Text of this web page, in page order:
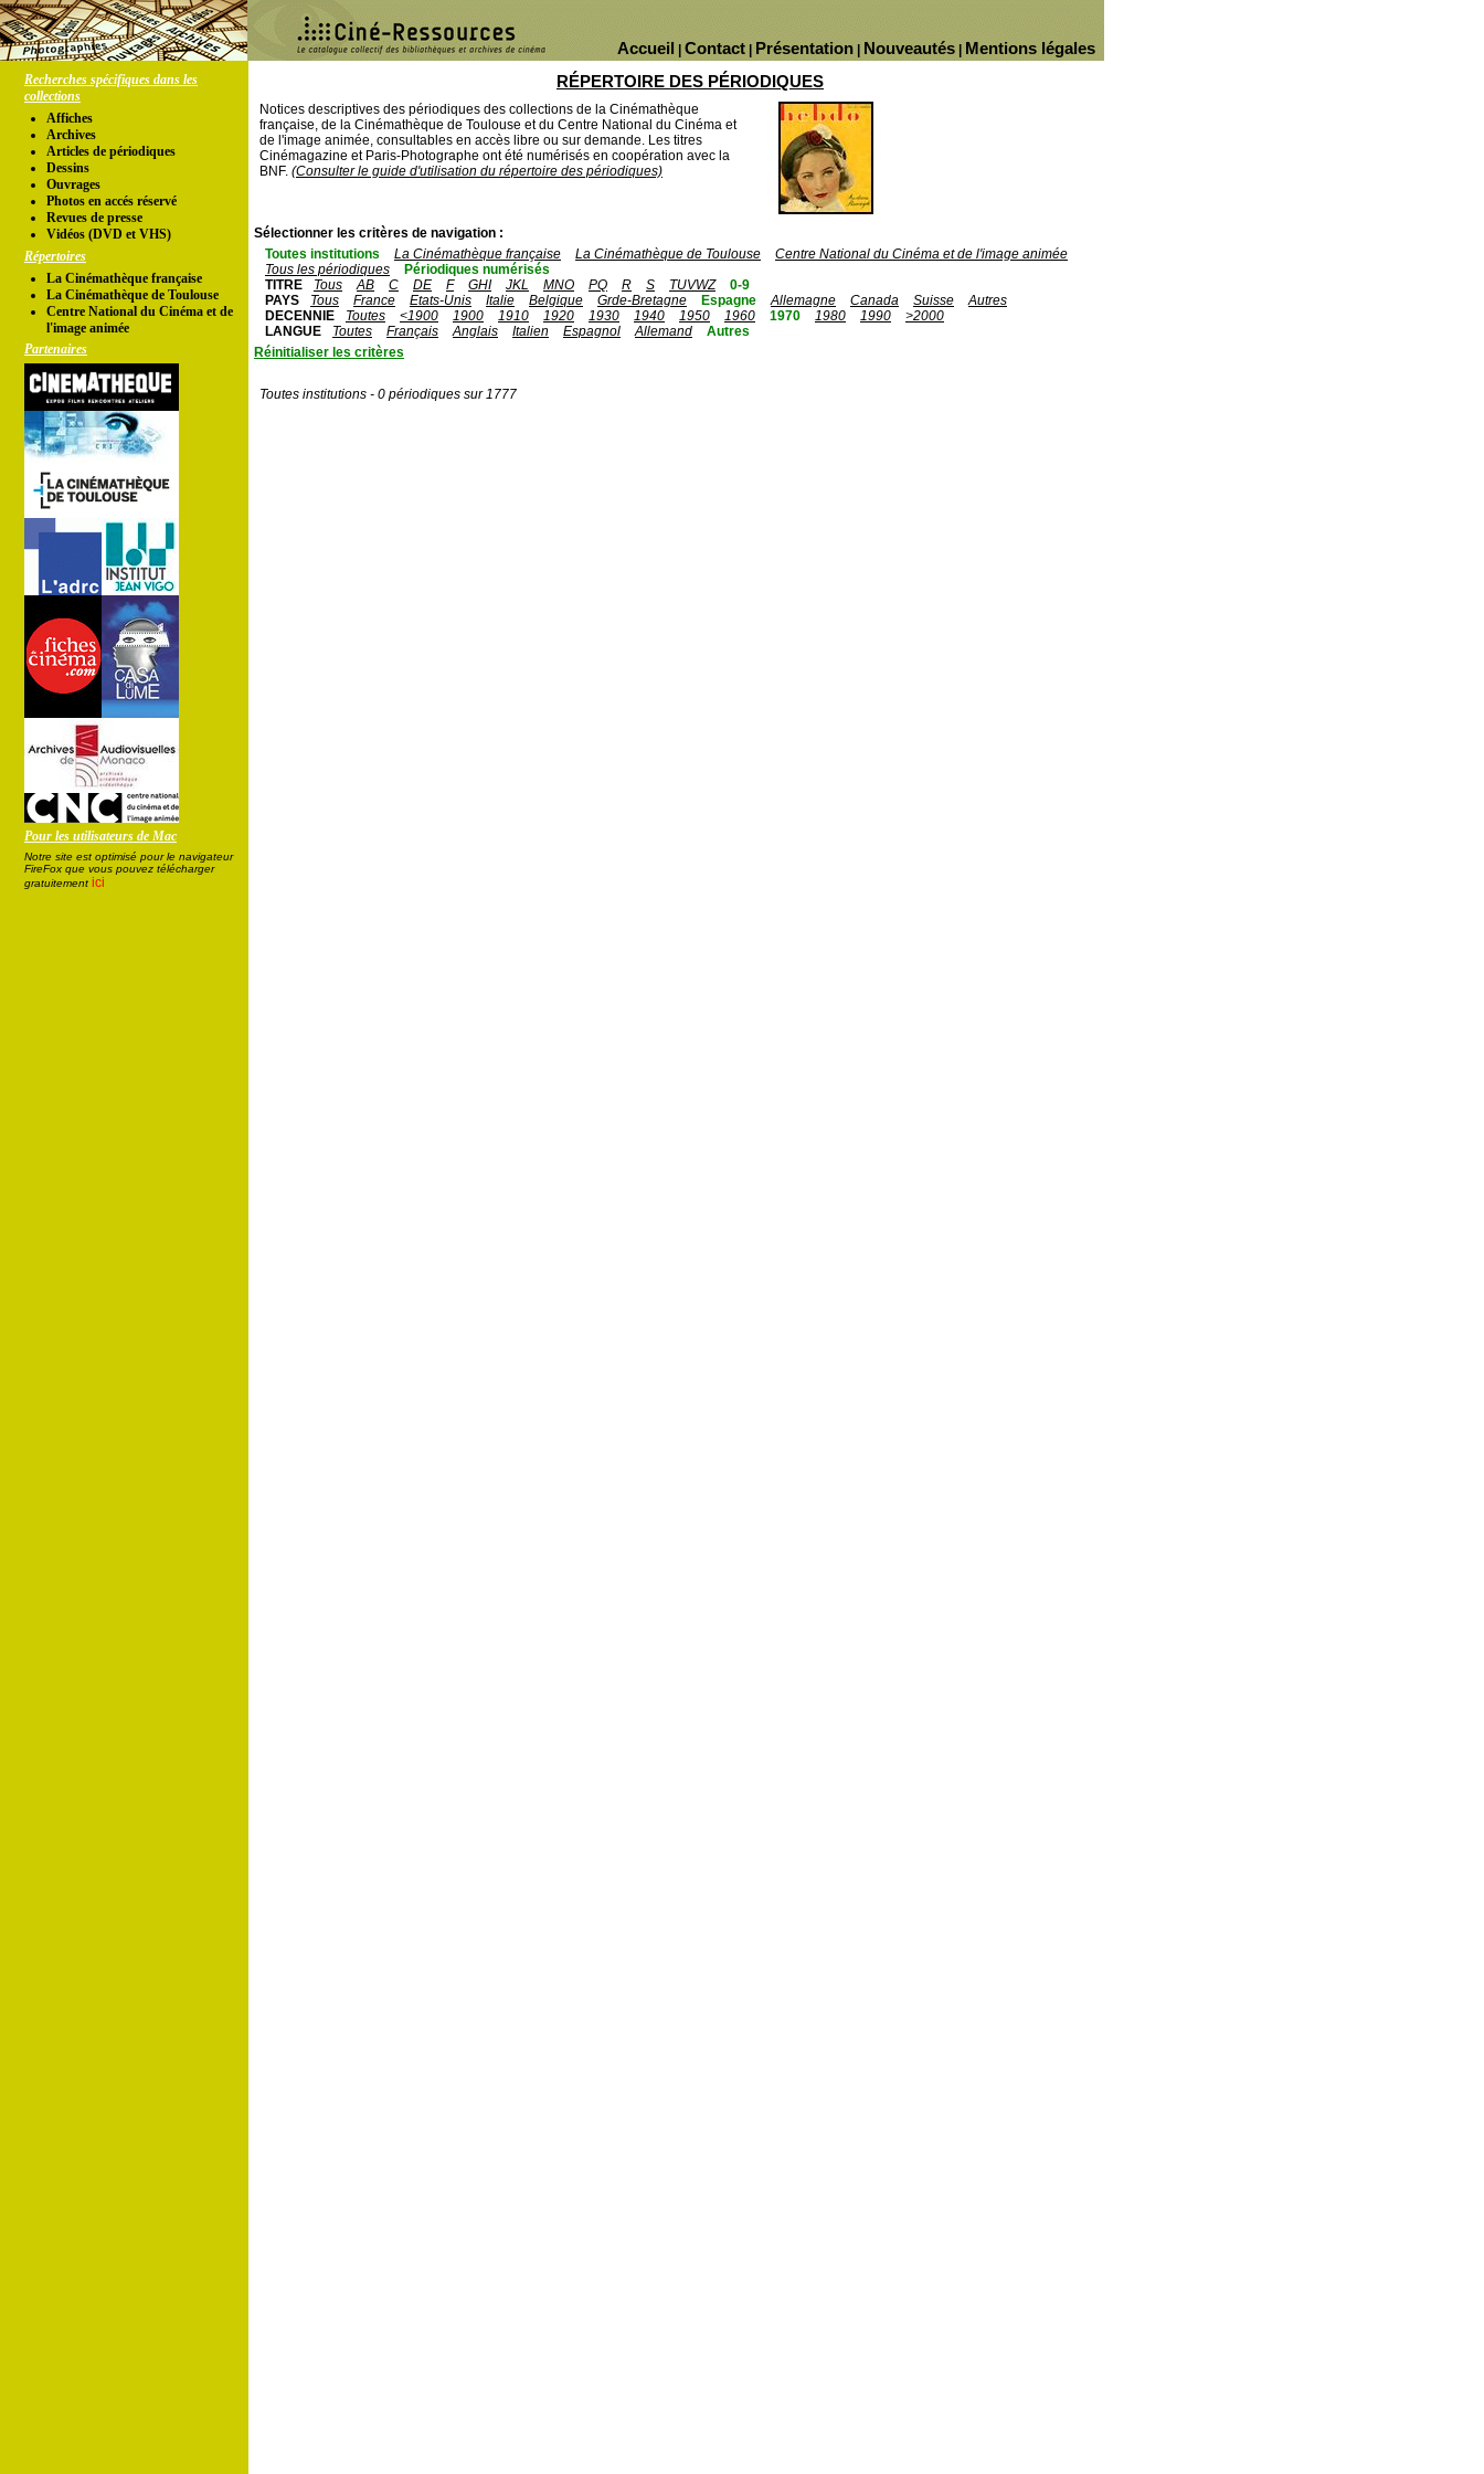
Mentions légales
Nouveautés
Présentation
Contact
Accueil
Recherches spécifiques dans les
collections
Affiches
Archives
Articles de périodiques
Dessins
Ouvrages
Photos en accés réservé
Revues de presse
Vidéos (DVD et VHS)
Répertoires
La Cinémathèque française
La Cinémathèque de Toulouse
Centre National du Cinéma et de
l'image animée
Partenaires
Pour les utilisateurs de Mac
Notre site est optimisé pour le navigateur
FireFox que vous pouvez télécharger
gratuitement ici
RÉPERTOIRE DES PÉRIODIQUES
Notices descriptives des périodiques des collections de la Cinémathèque
française, de la Cinémathèque de Toulouse et du Centre National du Cinéma et
de l'image animée, consultables en accès libre ou sur demande. Les titres
Cinémagazine et Paris-Photographe ont été numérisés en coopération avec la
BNF. (Consulter le guide d'utilisation du répertoire des périodiques)
Sélectionner les critères de navigation :
Toutes institutions
La Cinémathèque française La Cinémathèque de Toulouse
Centre National du Cinéma et de l'image animée
Tous les périodiques
Périodiques numérisés
TITRE
Tous AB C DE F GHI JKL MNO PQ R S TUVWZ
0-9
PAYS
Tous France Etats-Unis Italie Belgique Grde-Bretagne Espagne Allemagne Canada Suisse
Autres
DECENNIE
Toutes <1900 1900 1910 1920 1930 1940 1950 1960 1970 1980 1990
>2000
LANGUE
Toutes Français Anglais Italien Espagnol Allemand
Autres
Réinitialiser les critères
Toutes institutions - 0 périodiques sur 1777